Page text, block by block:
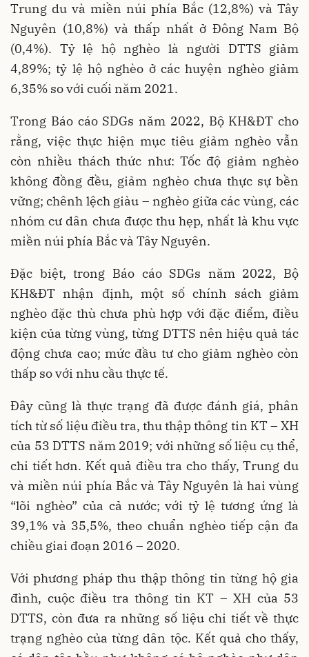
Trung du và miền núi phía Bắc (12,8%) và Tây
Nguyên (10,8%) và thấp nhất ở Đông Nam Bộ
(0,4%). Tỷ lệ hộ nghèo là người DTTS giảm
4,89%; tỷ lệ hộ nghèo ở các huyện nghèo giảm
6,35% so với cuối năm 2021.
Trong Báo cáo SDGs năm 2022, Bộ KH&ĐT cho
rằng, việc thực hiện mục tiêu giảm nghèo vẫn
còn nhiều thách thức như: Tốc độ giảm nghèo
không đồng đều, giảm nghèo chưa thực sự bền
vững; chênh lệch giàu – nghèo giữa các vùng, các
nhóm cư dân chưa được thu hẹp, nhất là khu vực
miền núi phía Bắc và Tây Nguyên.
Đặc biệt, trong Báo cáo SDGs năm 2022, Bộ
KH&ĐT nhận định, một số chính sách giảm
nghèo đặc thù chưa phù hợp với đặc điểm, điều
kiện của từng vùng, từng DTTS nên hiệu quả tác
động chưa cao; mức đầu tư cho giảm nghèo còn
thấp so với nhu cầu thực tế.
Đây cũng là thực trạng đã được đánh giá, phân
tích từ số liệu điều tra, thu thập thông tin KT – XH
của 53 DTTS năm 2019; với những số liệu cụ thể,
chi tiết hơn. Kết quả điều tra cho thấy, Trung du
và miền núi phía Bắc và Tây Nguyên là hai vùng
“lõi nghèo” của cả nước; với tỷ lệ tương ứng là
39,1% và 35,5%, theo chuẩn nghèo tiếp cận đa
chiều giai đoạn 2016 – 2020.
Với phương pháp thu thập thông tin từng hộ gia
đình, cuộc điều tra thông tin KT – XH của 53
DTTS, còn đưa ra những số liệu chi tiết về thực
trạng nghèo của từng dân tộc. Kết quả cho thấy,